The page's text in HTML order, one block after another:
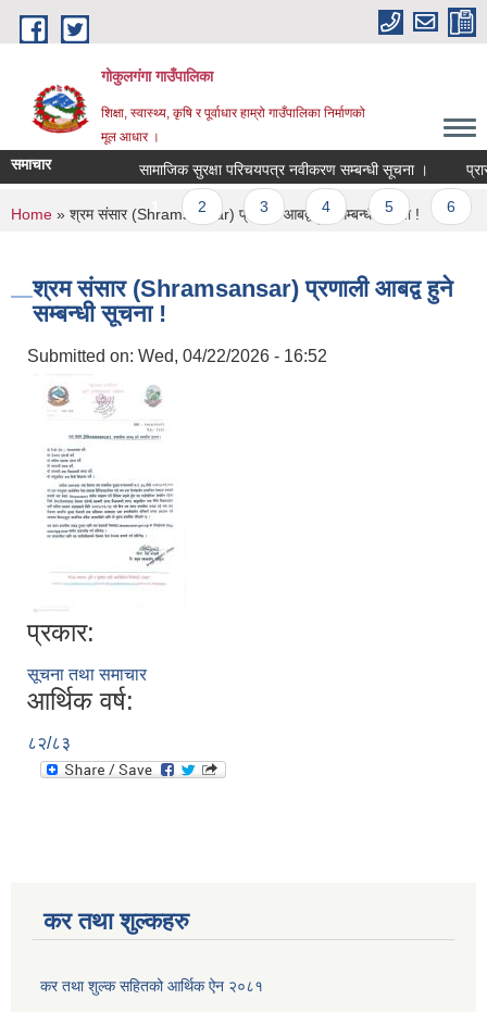
Skip to main content
गोकुलगंगा गाउँपालिका
शिक्षा, स्वास्थ्य, कृषि र पूर्वाधार हाम्रो गाउँपालिका निर्माणको
मूल आधार ।
समाचार सामाजिक सुरक्षा परिचयपत्र नवीकरण सम्बन्धी सूचना ।
Pages
1
You are here
Home » श्रम संसार (Shramsansar) प्रणाली आबद्व हुने सम्बन्धी सूचना !
श्रम संसार (Shramsansar) प्रणाली आबद्व हुने
सम्बन्धी सूचना !
Submitted on: Wed, 04/22/2026 - 16:52
प्रकार:
सूचना तथा समाचार
आर्थिक वर्ष:
८२/८३
कर तथा शुल्कहरु
कर तथा शुल्क सहितको आर्थिक ऐन २०८१